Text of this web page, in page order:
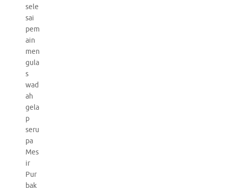
sele
sai
pem
ain
men
gula
s
wad
ah
gela
p
seru
pa
Mes
ir
Pur
bak